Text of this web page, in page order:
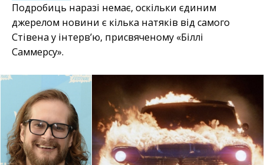
Подробиць наразі немає, оскільки єдиним
джерелом новини є кілька натяків від самого
Стівена у інтерв’ю, присвяченому «Біллі
Саммерсу».